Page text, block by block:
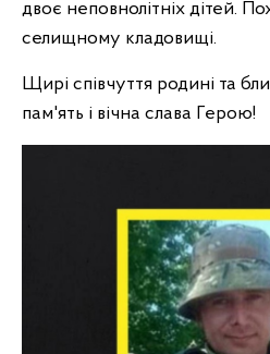
двоє неповнолітніх дітей.
селищному кладовищі.
Щирі співчуття родині та
пам'ять і вічна слава Герою!